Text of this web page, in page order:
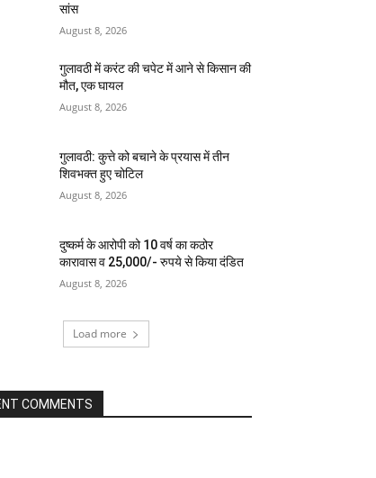
सांस
August 8, 2026
गुलावठी में करंट की चपेट में आने से किसान की
मौत, एक घायल
August 8, 2026
गुलावठी: कुत्ते को बचाने के प्रयास में तीन
शिवभक्त हुए चोटिल
August 8, 2026
दुष्कर्म के आरोपी को 10 वर्ष का कठोर
कारावास व 25,000/- रुपये से किया दंडित
August 8, 2026
Load more
COMMENTS